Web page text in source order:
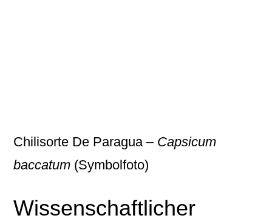
Chilisorte De Paragua – Capsicum
baccatum (Symbolfoto)
Wissenschaftlicher